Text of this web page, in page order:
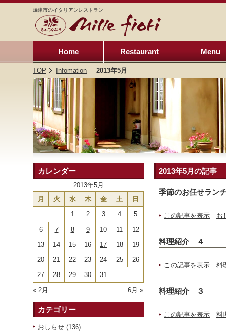
焼津市のイタリアンレストラン
Home Restaurant Menu
TOP Infomation 2013年5月
カレンダー
2013年5月
月
火 水 木 金 土 日
« 2月 6月 »
1 2 3 4
5
6
7 8 9 10 11
12
13
14 15 16 17 18
19
20
21 22 23 24 25
26
27
28 29 30 31
カテゴリー
おしらせ (136)
2013年5月の記事
季節のお任せラン
この記事を表示 ｜ お
料理紹介 ４
この記事を表示 ｜ 料
料理紹介 ３
この記事を表示 ｜ 料